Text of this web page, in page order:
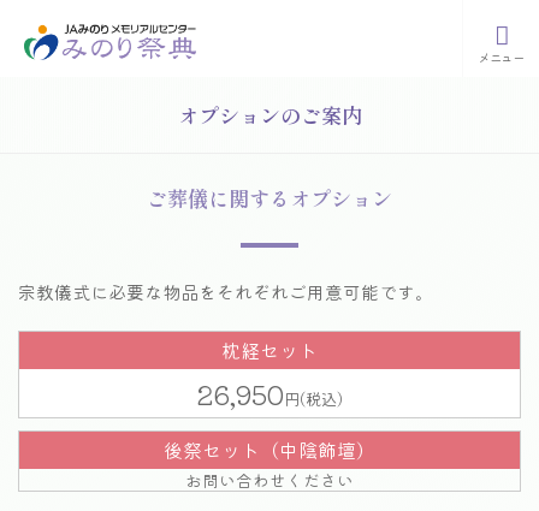
メニュー
オ プシ ョ ンのご案内
ご葬儀に関するオプション
宗教儀式に必要な物品をそれぞれご用意可能です。
枕経セット
26,950
後祭セット（中陰飾壇）
お問い合わせください